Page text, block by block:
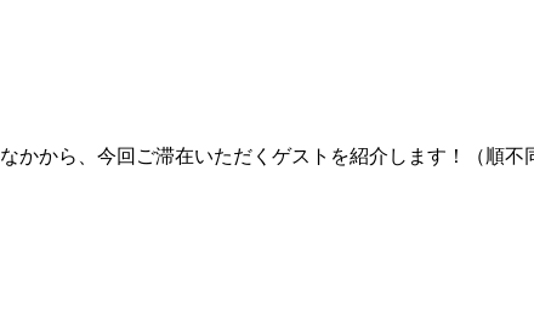
かから、今回ご滞在いただくゲストを紹介します！（順不